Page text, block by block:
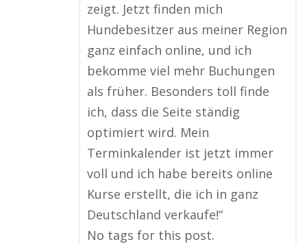
zeigt. Jetzt finden mich
Hundebesitzer aus meiner Region
ganz einfach online, und ich
bekomme viel mehr Buchungen
als früher. Besonders toll finde
ich, dass die Seite ständig
optimiert wird. Mein
Terminkalender ist jetzt immer
voll und ich habe bereits online
Kurse erstellt, die ich in ganz
Deutschland verkaufe!“
No tags for this post.